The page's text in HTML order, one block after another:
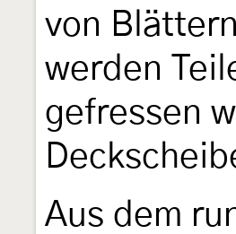
von
werden
gefressen
Aus dem